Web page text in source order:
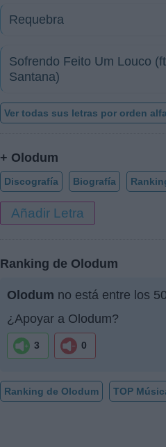
Requebra
Sofrendo Feito Um Louco
Santana)
Ver todas sus letras por orden
+ Olodum
Discografía Biografía
Añadir Letra
Ranking de Olodum
Olodum no está entre los
¿Apoyar a Olodum?
3 0
Ranking de Olodum TOP